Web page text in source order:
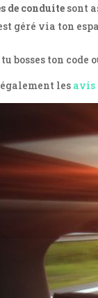
de conduite sont
géré via ton
tu bosses ton
les avis